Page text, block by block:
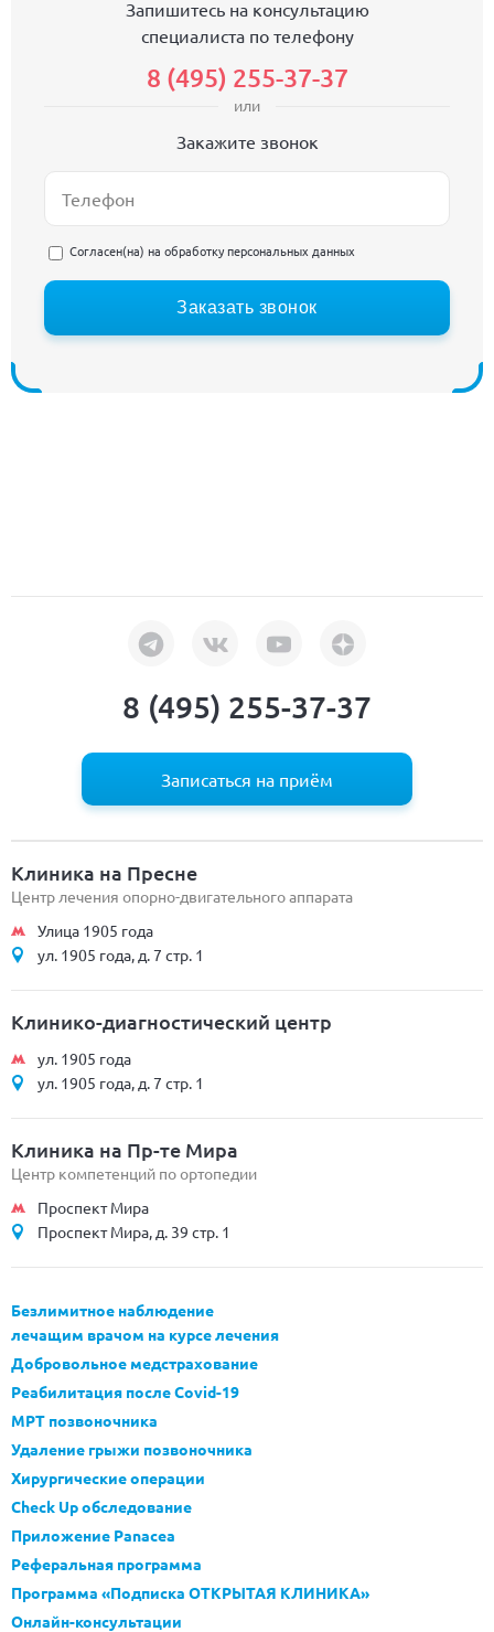
Запишитесь на консультацию
специалиста по телефону
8 (495) 255-37-37
или
Закажите звонок
Согласен(на) на обработку персональных данных
Заказать звонок
8 (495) 255-37-37
Записаться на приём
Клиника на Пресне
Центр лечения опорно-двигательного аппарата
Улица 1905 года
ул. 1905 года, д. 7 стр. 1
Клинико-диагностический центр
ул. 1905 года
ул. 1905 года, д. 7 стр. 1
Клиника на Пр-те Мира
Центр компетенций по ортопедии
Проспект Мира
Проспект Мира, д. 39 стр. 1
Безлимитное наблюдение
лечащим врачом на курсе лечения
Добровольное медстрахование
Реабилитация после Covid-19
МРТ позвоночника
Удаление грыжи позвоночника
Хирургические операции
Check Up обследование
Приложение Panacea
Реферальная программа
Программа «Подписка ОТКРЫТАЯ КЛИНИКА»
Онлайн-консультации